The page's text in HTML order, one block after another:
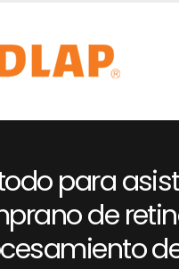
para
de